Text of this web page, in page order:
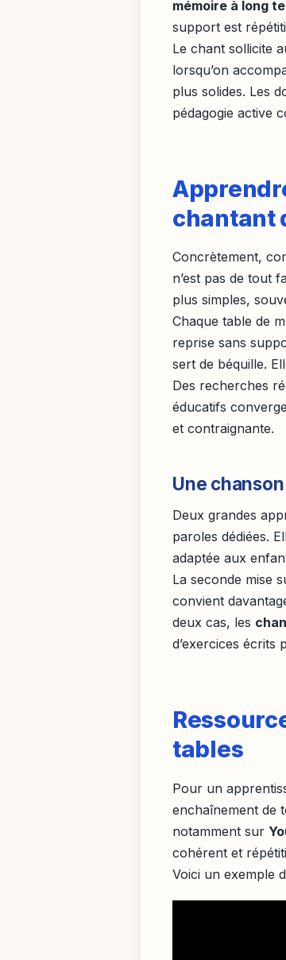
mémoire à long
support est
Le chant sollicite
lorsqu’on
plus solides. Les
pédagogie active
chantant
Concrètement,
n’est pas de tout
plus simples,
Chaque table de
reprise sans
sert de béquille.
Des recherches
éducatifs
et contraignante.
Une
Deux grandes
paroles dédiées.
adaptée aux
La seconde mise
convient
deux cas, les
d’exercices écrits
tables
Pour un
enchaînement de
notamment sur
cohérent et
Voici un exemple